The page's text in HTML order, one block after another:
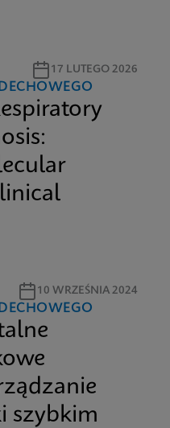
17 LUTEGO 2026
10 WRZEŚNIA 2024
szybkim